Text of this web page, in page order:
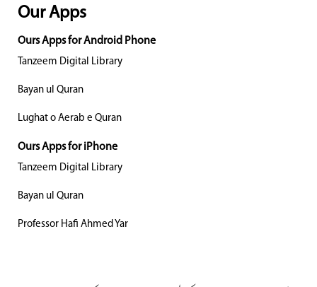
Our Apps
Ours Apps for Android Phone
Tanzeem Digital Library
Bayan ul Quran
Lughat o Aerab e Quran
Ours Apps for iPhone
Tanzeem Digital Library
Bayan ul Quran
Professor Hafi Ahmed Yar